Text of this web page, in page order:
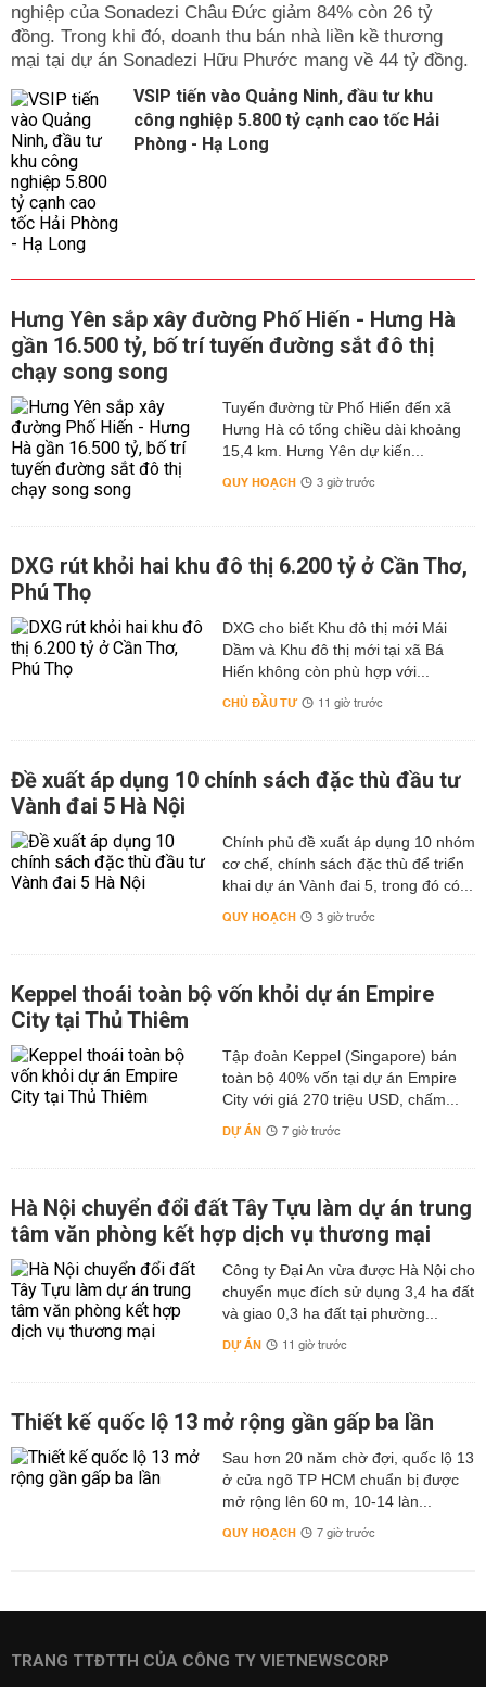
nghiệp của Sonadezi Châu Đức giảm 84% còn 26 tỷ
đồng. Trong khi đó, doanh thu bán nhà liền kề thương
mại tại dự án Sonadezi Hữu Phước mang về 44 tỷ đồng.
VSIP tiến vào Quảng Ninh, đầu tư khu
công nghiệp 5.800 tỷ cạnh cao tốc Hải
Phòng - Hạ Long
Hưng Yên sắp xây đường Phố Hiến - Hưng Hà
gần 16.500 tỷ, bố trí tuyến đường sắt đô thị
chạy song song
Tuyến đường từ Phố Hiến đến xã
Hưng Hà có tổng chiều dài khoảng
15,4 km. Hưng Yên dự kiến...
QUY HOẠCH 3 giờ trước
DXG rút khỏi hai khu đô thị 6.200 tỷ ở Cần Thơ,
Phú Thọ
DXG cho biết Khu đô thị mới Mái
Dầm và Khu đô thị mới tại xã Bá
Hiến không còn phù hợp với...
CHỦ ĐẦU TƯ 11 giờ trước
Đề xuất áp dụng 10 chính sách đặc thù đầu tư
Vành đai 5 Hà Nội
Chính phủ đề xuất áp dụng 10 nhóm
cơ chế, chính sách đặc thù để triển
khai dự án Vành đai 5, trong đó có...
QUY HOẠCH 3 giờ trước
Keppel thoái toàn bộ vốn khỏi dự án Empire
City tại Thủ Thiêm
Tập đoàn Keppel (Singapore) bán
toàn bộ 40% vốn tại dự án Empire
City với giá 270 triệu USD, chấm...
DỰ ÁN 7 giờ trước
Hà Nội chuyển đổi đất Tây Tựu làm dự án trung
tâm văn phòng kết hợp dịch vụ thương mại
Công ty Đại An vừa được Hà Nội cho
chuyển mục đích sử dụng 3,4 ha đất
và giao 0,3 ha đất tại phường...
DỰ ÁN 11 giờ trước
Thiết kế quốc lộ 13 mở rộng gần gấp ba lần
Sau hơn 20 năm chờ đợi, quốc lộ 13
ở cửa ngõ TP HCM chuẩn bị được
mở rộng lên 60 m, 10-14 làn...
QUY HOẠCH 7 giờ trước
TRANG TTĐTTH CỦA CÔNG TY VIETNEWSCORP